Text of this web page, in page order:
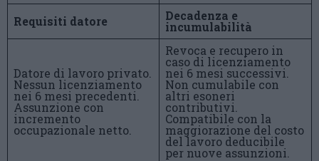
Requisiti datore Decadenza e
incumulabilità
Datore di lavoro privato.
Nessun licenziamento
nei 6 mesi precedenti.
Assunzione con
incremento
occupazionale netto.
Revoca e recupero in
caso di licenziamento
nei 6 mesi successivi.
Non cumulabile con
altri esoneri
contributivi.
Compatibile con la
maggiorazione del costo
del lavoro deducibile
per nuove assunzioni.